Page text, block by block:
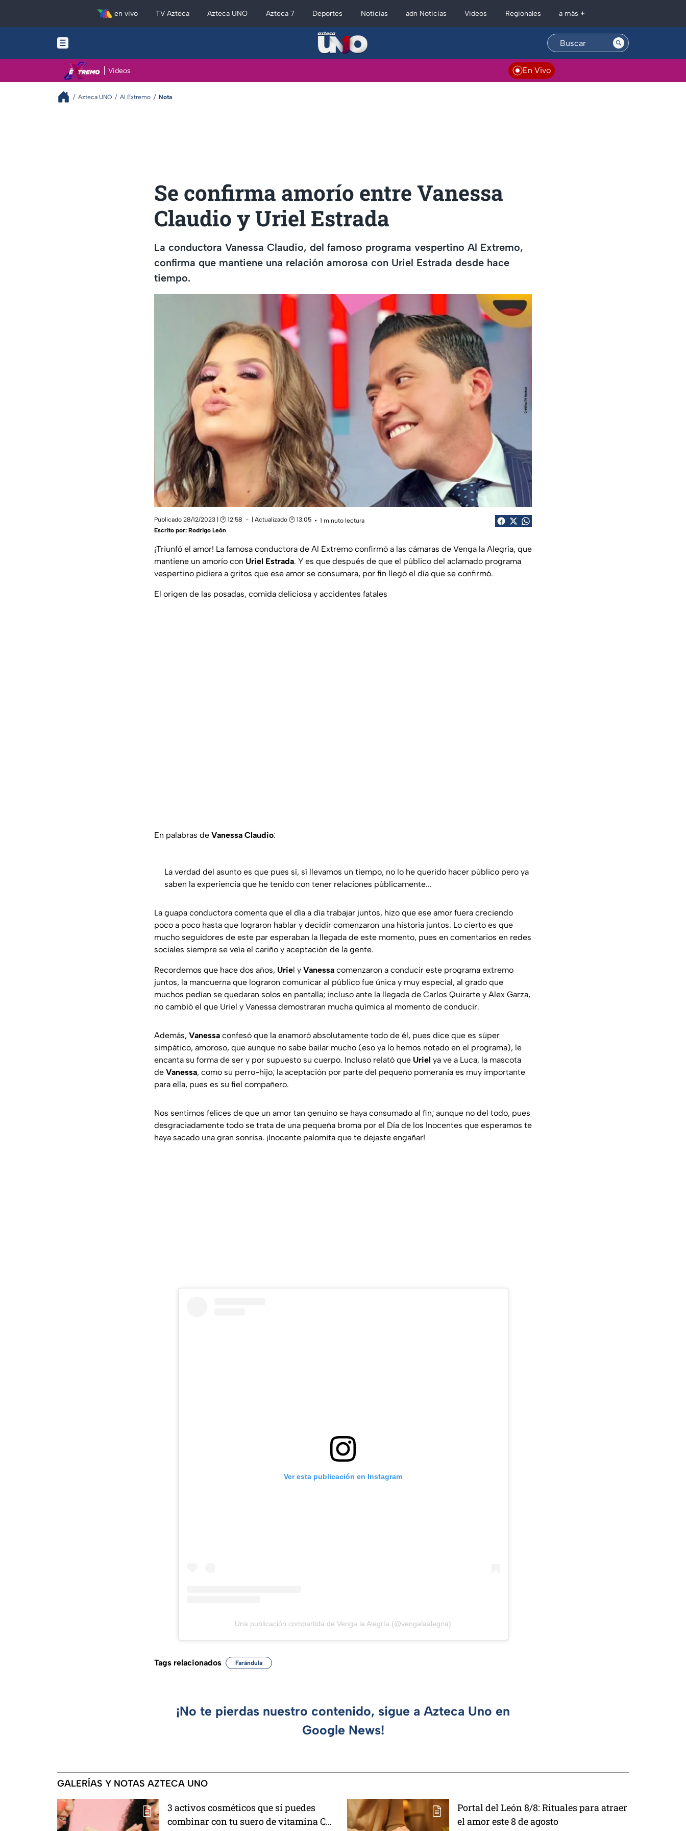
en vivo TV Azteca Azteca UNO Azteca 7 Deportes Noticias adn Noticias Videos Regionales a más +
Videos En Vivo
Azteca UNO Al Extremo Nota
Se confirma amorío entre Vanessa
Claudio y Uriel Estrada
La conductora Vanessa Claudio, del famoso programa vespertino Al Extremo,
confirma que mantiene una relación amorosa con Uriel Estrada desde hace
tiempo.
Publicado 28/12/2023 | 🕑 12:58 | Actualizado 🕑 13:05
1 minuto lectura
Escrito por: Rodrigo León
¡Triunfó el amor! La famosa conductora de Al Extremo confirmó a las cámaras de Venga la Alegría, que
mantiene un amorío con Uriel Estrada. Y es que después de que el público del aclamado programa
vespertino pidiera a gritos que ese amor se consumara, por fin llegó el día que se confirmó.
El origen de las posadas, comida deliciosa y accidentes fatales
En palabras de Vanessa Claudio:
La verdad del asunto es que pues sí, sí llevamos un tiempo, no lo he querido hacer público pero ya
saben la experiencia que he tenido con tener relaciones públicamente...
La guapa conductora comenta que el día a día trabajar juntos, hizo que ese amor fuera creciendo
poco a poco hasta que lograron hablar y decidir comenzaron una historia juntos. Lo cierto es que
mucho seguidores de este par esperaban la llegada de este momento, pues en comentarios en redes
sociales siempre se veía el cariño y aceptación de la gente.
Recordemos que hace dos años, Uriel y Vanessa comenzaron a conducir este programa extremo
juntos, la mancuerna que lograron comunicar al público fue única y muy especial, al grado que
muchos pedían se quedaran solos en pantalla; incluso ante la llegada de Carlos Quirarte y Alex Garza,
no cambió el que Uriel y Vanessa demostraran mucha química al momento de conducir.
Además, Vanessa confesó que la enamoró absolutamente todo de él, pues dice que es súper
simpático, amoroso, que aunque no sabe bailar mucho (eso ya lo hemos notado en el programa), le
encanta su forma de ser y por supuesto su cuerpo. Incluso relató que Uriel ya ve a Luca, la mascota
de Vanessa, como su perro-hijo; la aceptación por parte del pequeño pomerania es muy importante
para ella, pues es su fiel compañero.
Nos sentimos felices de que un amor tan genuino se haya consumado al fin; aunque no del todo, pues
desgraciadamente todo se trata de una pequeña broma por el Día de los Inocentes que esperamos te
haya sacado una gran sonrisa. ¡Inocente palomita que te dejaste engañar!
Ver esta publicación en Instagram
Una publicación compartida de Venga la Alegría (@vengalaalegria)
Tags relacionados Farándula
¡No te pierdas nuestro contenido, sigue a Azteca Uno en
Google News!
GALERÍAS Y NOTAS AZTECA UNO
3 activos cosméticos que sí puedes
combinar con tu suero de vitamina C
Portal del León 8/8: Rituales para atraer
el amor este 8 de agosto